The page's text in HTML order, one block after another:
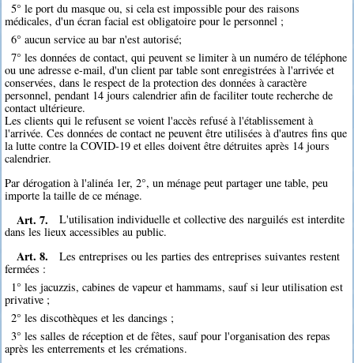
5° le port du masque ou, si cela est impossible pour des raisons
médicales, d'un écran facial est obligatoire pour le personnel ;
6° aucun service au bar n'est autorisé;
7° les données de contact, qui peuvent se limiter à un numéro de téléphone
ou une adresse e-mail, d'un client par table sont enregistrées à l'arrivée et
conservées, dans le respect de la protection des données à caractère
personnel, pendant 14 jours calendrier afin de faciliter toute recherche de
contact ultérieure.
Les clients qui le refusent se voient l'accès refusé à l'établissement à
l'arrivée. Ces données de contact ne peuvent être utilisées à d'autres fins que
la lutte contre la COVID-19 et elles doivent être détruites après 14 jours
calendrier.
Par dérogation à l'alinéa 1er, 2°, un ménage peut partager une table, peu
importe la taille de ce ménage.
Art. 7.
L'utilisation individuelle et collective des narguilés est interdite
dans les lieux accessibles au public.
Art. 8.
Les entreprises ou les parties des entreprises suivantes restent
fermées :
1° les jacuzzis, cabines de vapeur et hammams, sauf si leur utilisation est
privative ;
2° les discothèques et les dancings ;
3° les salles de réception et de fêtes, sauf pour l'organisation des repas
après les enterrements et les crémations.